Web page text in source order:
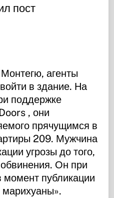
пост
агенты
в здание. На
поддержке
, они
прячущимся в
209. Мужчина
угрозы до того,
Он при
момент публикации
марихуаны».